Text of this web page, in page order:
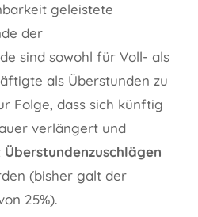
geleistete
der
sind sowohl für Voll- als
als Überstunden zu
Folge, dass sich künftig
verlängert und
Überstundenzuschlägen
(bisher galt der
25%).